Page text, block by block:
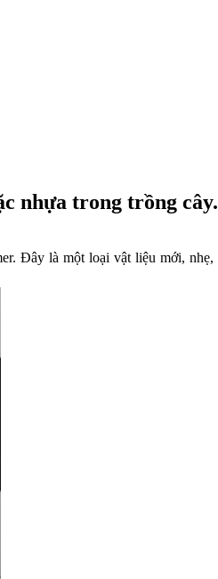
nhựa trong trồng cây.
Đây là một loại vật liệu mới,